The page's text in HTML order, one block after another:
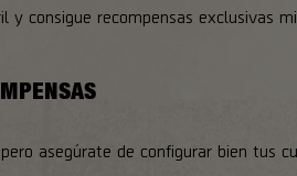
y consigue recompensas exclusivas
asegúrate de configurar bien tus